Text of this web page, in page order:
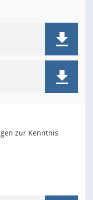
zur Kenntnis